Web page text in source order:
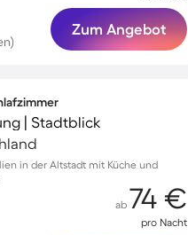
Zum Angebot
| Stadtblick
in der Altstadt mit Küche und
ab 74 €
pro Nacht